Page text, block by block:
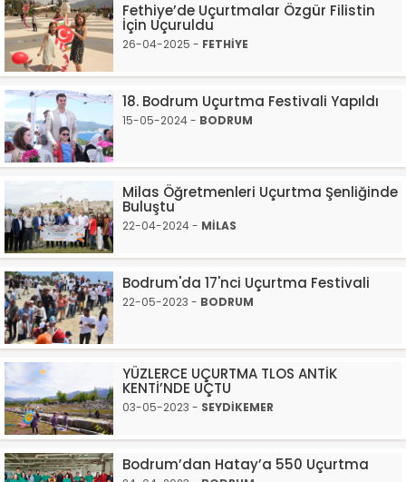
Fethiye’de Uçurtmalar Özgür Filistin
İçin Uçuruldu
26-04-2025 - FETHİYE
18. Bodrum Uçurtma Festivali Yapıldı
15-05-2024 - BODRUM
Milas Öğretmenleri Uçurtma Şenliğinde
Buluştu
22-04-2024 - MİLAS
Bodrum'da 17'nci Uçurtma Festivali
22-05-2023 - BODRUM
YÜZLERCE UÇURTMA TLOS ANTİK
KENTİ’NDE UÇTU
03-05-2023 - SEYDİKEMER
Bodrum’dan Hatay’a 550 Uçurtma